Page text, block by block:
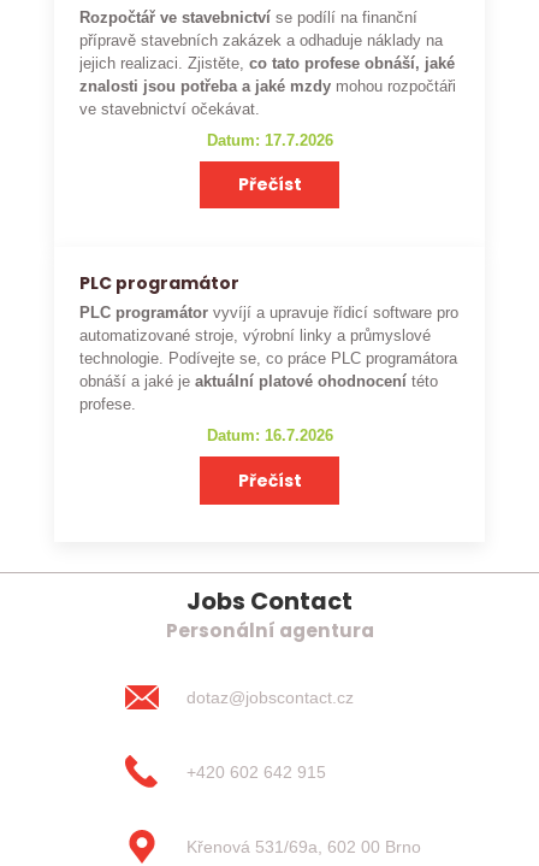
Rozpočtář ve stavebnictví se podílí na finanční
přípravě stavebních zakázek a odhaduje náklady na
jejich realizaci. Zjistěte,co tato profese obnáší, jaké
znalosti jsou potřeba a jaké mzdy mohou rozpočtáři
ve stavebnictví očekávat.
Datum: 17.7.2026
Přečíst
PLC programátor
PLC programátor vyvíjí a upravuje řídicí software pro
automatizované stroje, výrobní linky a průmyslové
technologie. Podívejte se, co práce PLC programátora
obnáší a jaké je aktuální platové ohodnocení této
profese.
Datum: 16.7.2026
Přečíst
Jobs Contact
Personální agentura
dotaz@jobscontact.cz
+420 602 642 915
Křenová 531/69a, 602 00 Brno